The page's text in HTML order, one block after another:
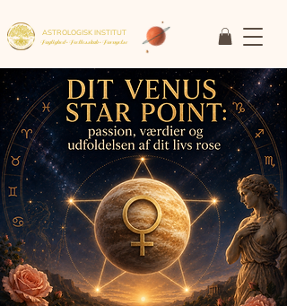
ASTROLOGISK INSTITUT
Faglighed • Fællesskab• Fornyelse